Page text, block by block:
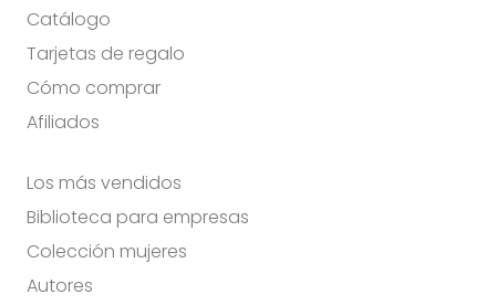
Catálogo
Tarjetas de regalo
Cómo comprar
Afiliados
Los más vendidos
Biblioteca para empresas
Colección mujeres
Autores